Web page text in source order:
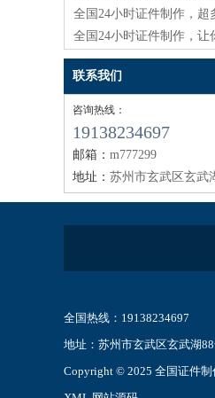
联系我们
咨询热线：
19138234697
邮箱： m777299
地址： 苏州市玄武区玄武
全国热线：19138234697
地址：苏州市玄武区玄武湖
Copyright © 2025 全国证件制